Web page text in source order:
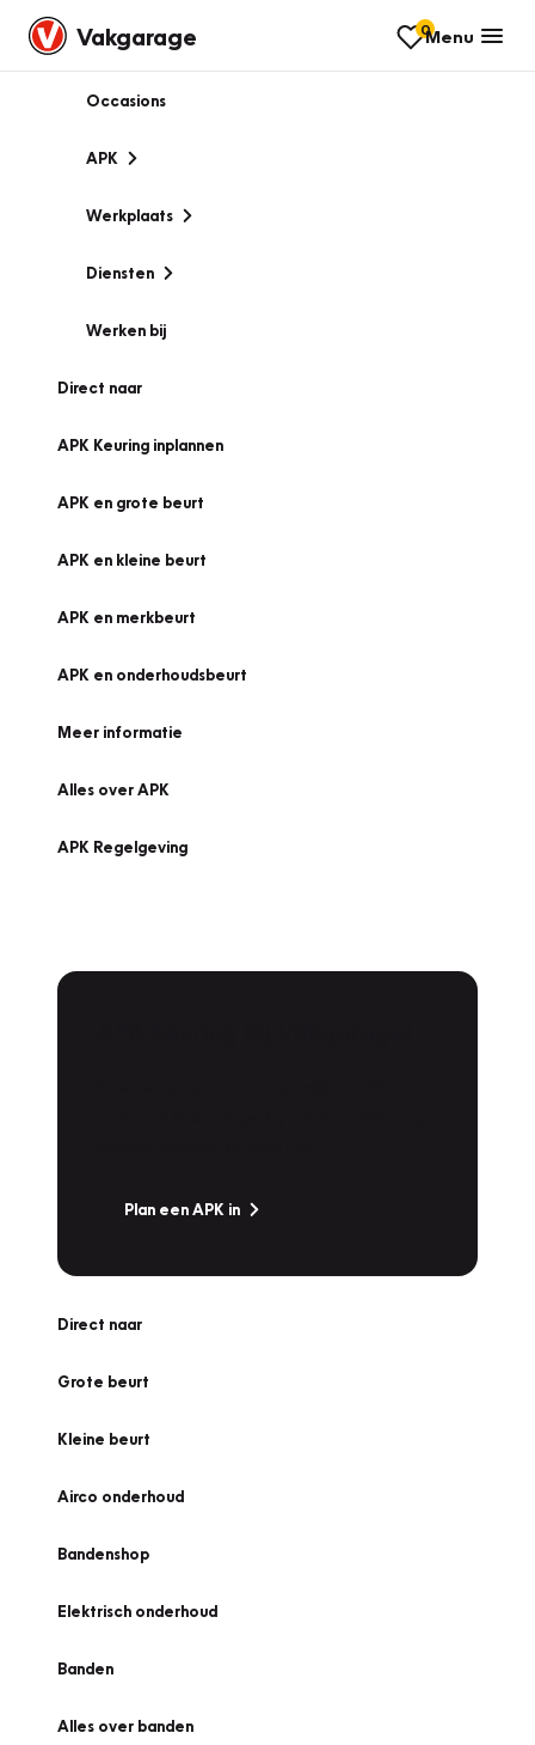
Vakgarage 0Menu
Occasions
APK
Werkplaats
Diensten
Werken bij
Direct naar
APK Keuring inplannen
APK en grote beurt
APK en kleine beurt
APK en merkbeurt
APK en onderhoudsbeurt
Meer informatie
Alles over APK
APK Regelgeving
Plan een APK in
Direct naar
Grote beurt
Kleine beurt
Airco onderhoud
Bandenshop
Elektrisch onderhoud
Banden
Alles over banden